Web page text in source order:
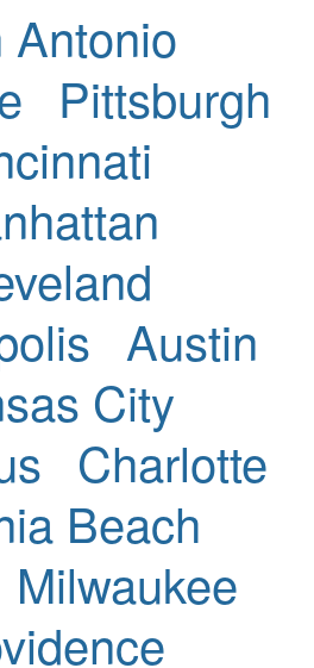
Antonio
Pittsburgh
Austin
City
Charlotte
Beach
Milwaukee